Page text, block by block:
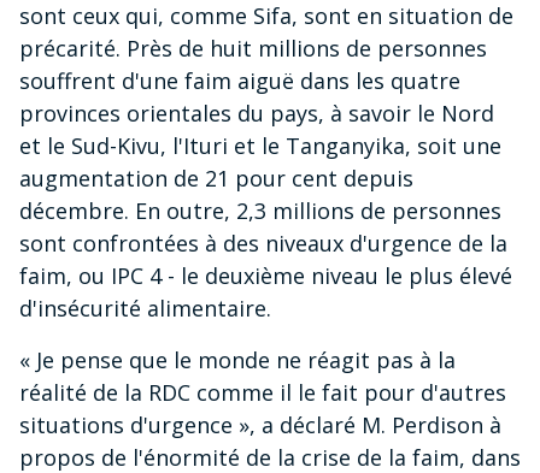
sont ceux qui, comme Sifa, sont en situation de
précarité. Près de huit millions de personnes
souffrent d'une faim aiguë dans les quatre
provinces orientales du pays, à savoir le Nord
et le Sud-Kivu, l'Ituri et le Tanganyika, soit une
augmentation de 21 pour cent depuis
décembre. En outre, 2,3 millions de personnes
sont confrontées à des niveaux d'urgence de la
faim, ou IPC 4 - le deuxième niveau le plus élevé
d'insécurité alimentaire.
« Je pense que le monde ne réagit pas à la
réalité de la RDC comme il le fait pour d'autres
situations d'urgence », a déclaré M. Perdison à
propos de l'énormité de la crise de la faim, dans